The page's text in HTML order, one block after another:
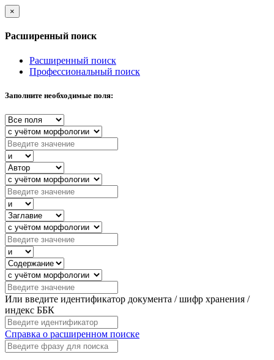
×
Расширенный поиск
Расширенный поиск
Профессиональный поиск
Заполните необходимые поля:
Или введите идентификатор документа / шифр хранения /
индекс ББК
Справка о расширенном поиске